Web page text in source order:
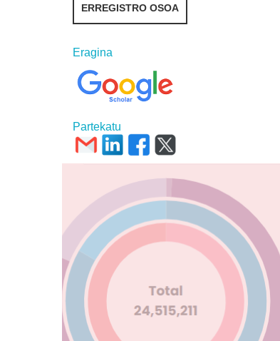
ERREGISTRO OSOA
Eragina
Partekatu